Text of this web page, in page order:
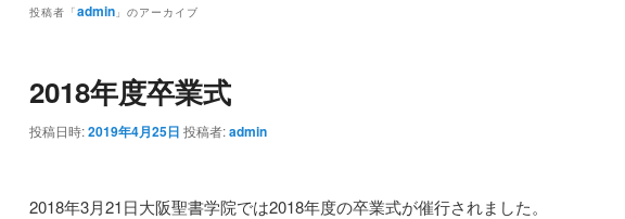
投稿者「admin 」のアーカイブ
2018年度卒業式
投稿日時:2019年4月25日 投稿者:admin
2018年3月21日大阪聖書学院では2018年度の卒業式が催行されました。